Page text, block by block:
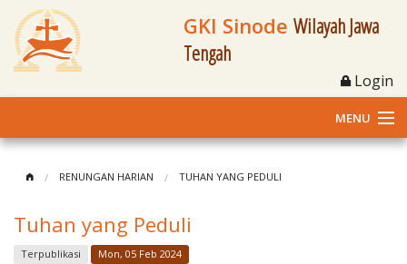
GKI Sinode Wilayah Jawa
Tengah
Login
MENU
Klasis dan Jemaat
RENUNGAN HARIAN TUHAN YANG PEDULI
Tuhan yang Peduli
Terpublikasi Mon, 05 Feb 2024